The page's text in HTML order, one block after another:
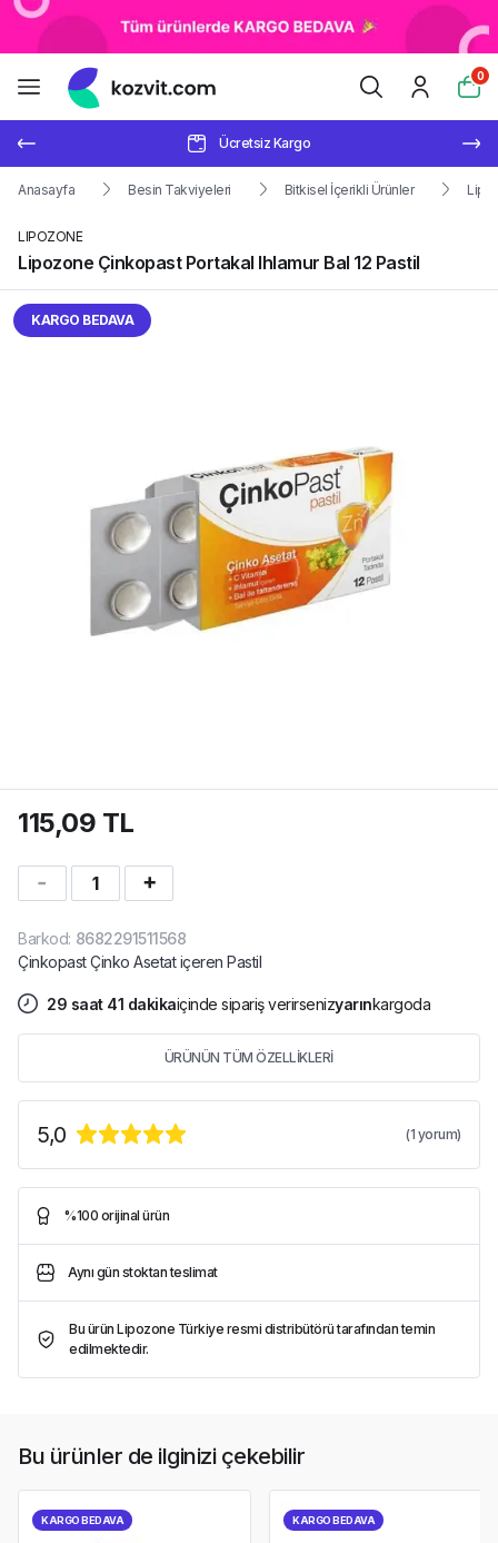
0
Ücretsiz Kargo
Anasayfa Besin Takviyeleri Bitkisel İçerikli Ürünler
LIPOZONE
Lipozone Çinkopast Portakal Ihlamur Bal 12 Pastil
KARGO BEDAVA
115,09 TL
1
Barkod: 8682291511568
Çinkopast Çinko Asetat içeren Pastil
29 saat 41 dakikaiçinde sipariş verirsenizyarınkargoda
ÜRÜNÜN TÜM ÖZELLİKLERİ
5,0 (1 yorum)
%100 orijinal ürün
Aynı gün stoktan teslimat
Bu ürün Lipozone Türkiye resmi distribütörü tarafından temin
edilmektedir.
Bu ürünler de ilginizi çekebilir
KARGO BEDAVA KARGO BEDAVA